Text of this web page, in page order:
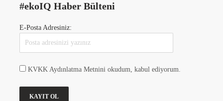
#ekoIQ Haber Bülteni
E-Posta Adresiniz:
KVKK Aydınlatma Metnini okudum, kabul ediyorum.